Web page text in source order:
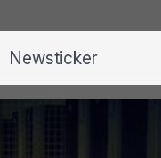
Newsticker